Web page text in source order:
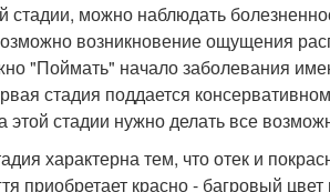
стадии, можно наблюдать
возникновение ощущения
"Поймать" начало заболевания
стадия поддается
этой стадии нужно делать все
характерна тем, что отек и
приобретает красно - багровый